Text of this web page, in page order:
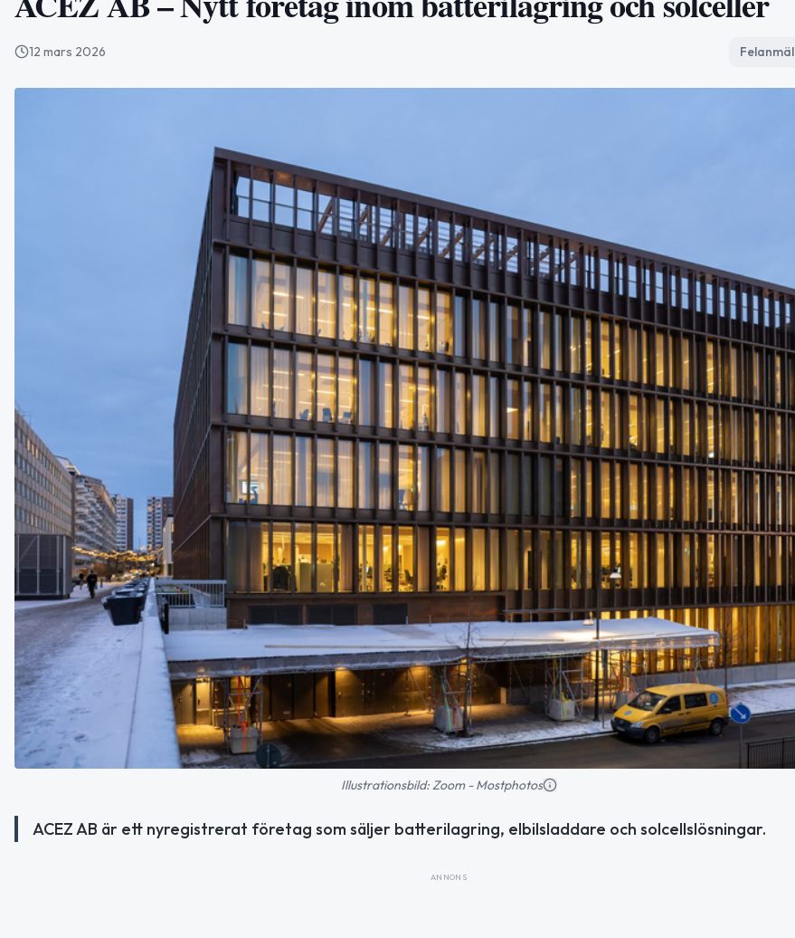
12 mars 2026 Felanmäl
Illustrationsbild: Zoom - Mostphotos
ACEZ AB är ett nyregistrerat företag som säljer batterilagring, elbilsladdare och solcellslösningar.
ANNONS